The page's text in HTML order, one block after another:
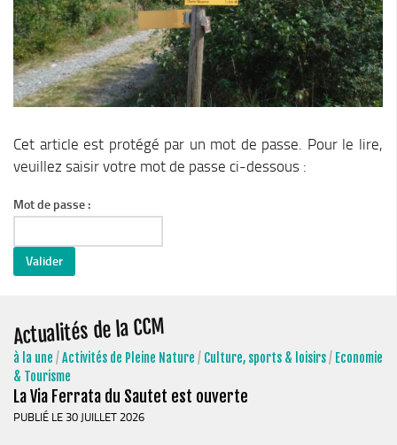
Les services
La CCM recrute
Publications
Economie & Tourisme
Entreprises & emplois
Développement économique
Aide aux alpages
Stratégie Foncière
Cet article est protégé par un mot de passe. Pour le lire,
veuillez saisir votre mot de passe ci-dessous :
Mot de passe :
Actualités de la CCM
à la une / Activités de Pleine Nature / Culture, sports & loisirs/ Economie
& Tourisme
La Via Ferrata du Sautet est ouverte
PUBLIÉ LE 30 JUILLET 2026